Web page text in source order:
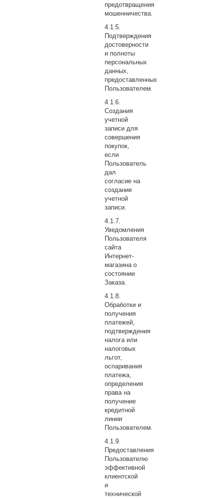
предотвращения
мошенничества.
Подтверждения
достоверности
и полноты
персональных
данных,
предоставленных
Пользователем.
Создания
учетной
записи для
совершения
покупок,
если
Пользователь
дал
согласие на
создание
учетной
записи.
Уведомления
Пользователя
сайта
Интернет-
магазина о
состоянии
Заказа.
Обработки и
получения
платежей,
подтверждения
налога или
налоговых
льгот,
оспаривания
платежа,
определения
права на
получение
кредитной
линии
Пользователем.
Предоставления
Пользователю
эффективной
клиентской
и
технической